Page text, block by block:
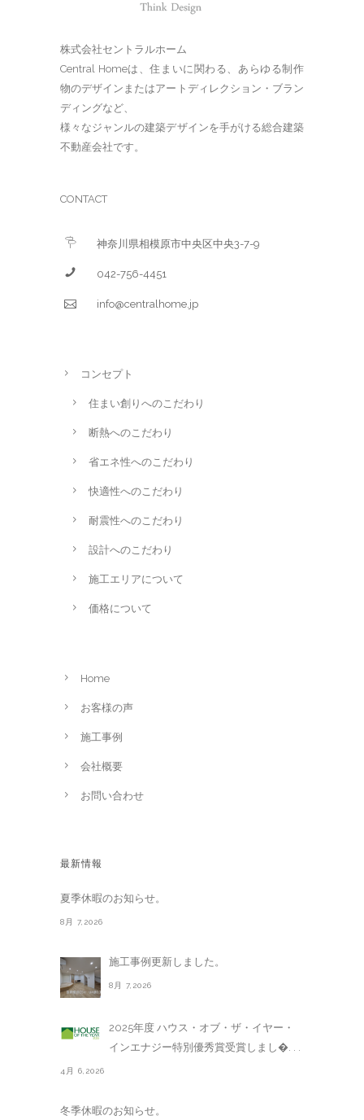
株式会社セントラルホーム
Central Homeは、住まいに関わる、あらゆる制作
物のデザインまたはアートディレクション・ブラン
ディングなど、
様々なジャンルの建築デザインを手がける総合建築
不動産会社です。
CONTACT
神奈川県相模原市中央区中央3-7-9
042-756-4451
info@centralhome.jp
コンセプト
住まい創りへのこだわり
断熱へのこだわり
省エネ性へのこだわり
快適性へのこだわり
耐震性へのこだわり
設計へのこだわり
施工エリアについて
価格について
Home
お客様の声
施工事例
会社概要
お問い合わせ
最新情報
夏季休暇のお知らせ。
8月 7,2026
施工事例更新しました。
8月 7,2026
2025年度 ハウス・オブ・ザ・イヤー・
インエナジー特別優秀賞受賞しまし�. . .
4月 6,2026
冬季休暇のお知らせ。